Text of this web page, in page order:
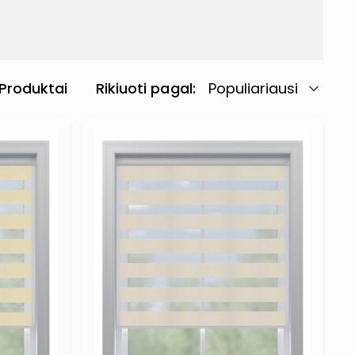
Rikiuoti pagal Populiariausi